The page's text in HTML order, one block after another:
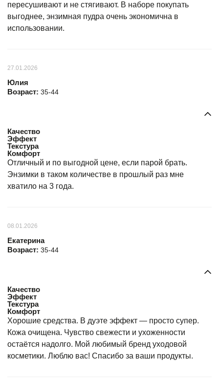
пересушивают и не стягивают. В наборе покупать
выгоднее, энзимная пудра очень экономична в
использовании.
27.01.2026
Юлия
Возраст: 35-44
Качество
Эффект
Текстура
Комфорт
Отличный и по выгодной цене, если парой брать.
Энзимки в таком количестве в прошлый раз мне
хватило на 3 года.
08.01.2026
Екатерина
Возраст: 35-44
Качество
Эффект
Текстура
Комфорт
Хорошие средства. В дуэте эффект — просто супер.
Кожа очищена. Чувство свежести и ухоженности
остаётся надолго. Мой любимый бренд уходовой
косметики. Люблю вас! Спасибо за ваши продукты.